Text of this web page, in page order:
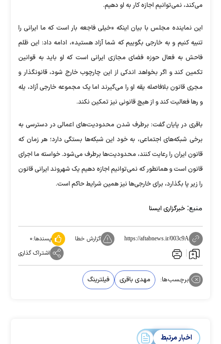
می‌کند، نمی‌توانیم اجازه کار به او دهیم.
این نماینده مجلس با بیان اینکه «خیلی فاجعه بار است که ما ایرانی را
تنبیه کنیم و به خارجی بگوییم که شما آزاد هستید»، ادامه داد: این ظلم
فاحش به فعال حوزه فضای مجازی ایرانی است که او باید به قوانین
تکمین کند و اگر بخواهد اندکی از این چارچوب خارج شود، قانونگذار و
مجری قانون بلافاصله یقه او را می‌گیرند اما یک مجموعه خارجی آزاد، یله
و رها فعالیت کند و از هیچ قانونی نیز تمکین نکند.
باقری در پایان گفت: برطرف شدن محدودیت‌های اعمالی در دسترسی به
برخی شبکه‌های اجتماعی، به خود این شبکه‌ها بستگی دارد؛ هر زمان که
قانون ایران را رعایت کنند، محدودیت‌ها برطرف می‌شود. خواسته ما اجرای
قانون است و همانطور که نمی‌توانیم اجازه دهیم یک شهروند ایرانی قانون
را زیر پا بگذارد، برای خارجی‌ها نیز همین شرایط حاکم است.
منبع: خبرگزاری ایسنا
https://aftabnews.ir/003c9A گزارش خطا پسندها:۰
اشتراک گذاری
برچسب‌ها: مهدی باقری فیلترینگ
اخبار مرتبط